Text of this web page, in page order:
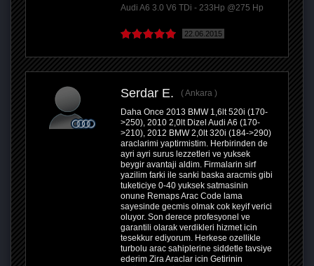
Audi A6 3.0 V6 TDi - 233Hp @275 Hp
22.06.2015
Serdar E.
Ankara
Daha Once 2013 BMW 1,6lt 520i (170-
>250), 2010 2,0lt Dizel Audi A6 (170-
>210), 2012 BMW 2,0lt 320i (184->290)
araclarimi yaptirmistim. Herbirinden de
ayri ayri surus lezzetleri ve yuksek
beygir avantaji aldim. Firmalarin sirf
yazilim farki ile sanki baska aracmis gibi
tuketiciye 0-40 yuksek satmasinin
onune Remaps Arac Code lama
sayesinde gecmis olmak cok keyif verici
oluyor. Son derece profesyonel ve
garantili olarak verdikleri hizmet icin
tesekkur ediyorum. Herkese ozellikle
turbolu arac sahiplerine siddetle tavsiye
ederim Zira Araclar icin Getirinin